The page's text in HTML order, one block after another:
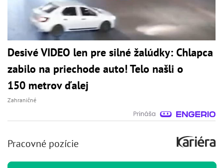
Desivé VIDEO len pre silné žalúdky: Chlapca
zabilo na priechode auto! Telo našli o
150 metrov ďalej
Zahraničné
Pracovné pozície